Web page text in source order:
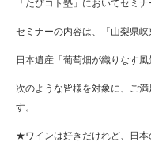
「たびコト塾」においてセミ
セミナーの内容は、「山梨県
日本遺産「葡萄畑が織りなす
次のような皆様を対象に、ご
す。
★ワインは好きだけれど、日